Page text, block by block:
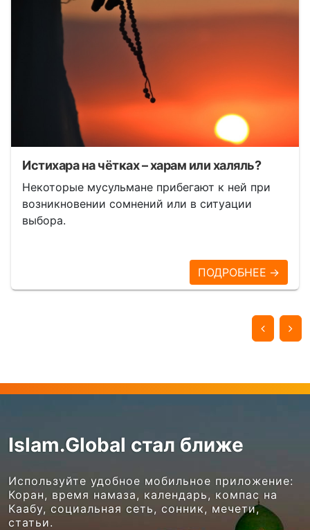
Истихара на чётках – харам или халяль?
Некоторые мусульмане прибегают к ней при
возникновении сомнений или в ситуации
выбора.
ПОДРОБНЕЕ →
Islam.Global стал ближе
Используйте удобное мобильное приложение:
Коран, время намаза, календарь, компас на
Каабу, социальная сеть, сонник, мечети,
статьи.